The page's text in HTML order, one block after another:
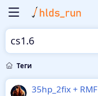
cs1.6
Теги
35hp_2fix + RMF